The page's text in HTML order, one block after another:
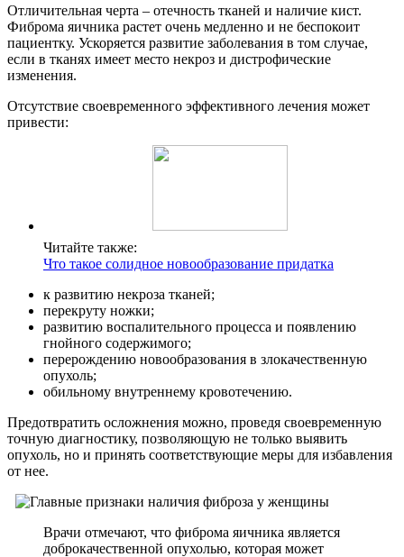
Отличительная черта – отечность тканей и наличие кист.
Фиброма яичника растет очень медленно и не беспокоит
пациентку. Ускоряется развитие заболевания в том случае,
если в тканях имеет место некроз и дистрофические
изменения.
Отсутствие своевременного эффективного лечения может
привести:
Читайте также:
Что такое солидное новообразование придатка
к развитию некроза тканей;
перекруту ножки;
развитию воспалительного процесса и появлению
гнойного содержимого;
перерождению новообразования в злокачественную
опухоль;
обильному внутреннему кровотечению.
Предотвратить осложнения можно, проведя своевременную
точную диагностику, позволяющую не только выявить
опухоль, но и принять соответствующие меры для избавления
от нее.
Врачи отмечают, что фиброма яичника является
доброкачественной опухолью, которая может